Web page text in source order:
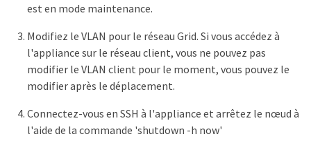
est en mode maintenance.
Modifiez le VLAN pour le réseau Grid. Si vous accédez à
l'appliance sur le réseau client, vous ne pouvez pas
modifier le VLAN client pour le moment, vous pouvez le
modifier après le déplacement.
Connectez-vous en SSH à l'appliance et arrêtez le nœud à
l'aide de la commande 'shutdown -h now'